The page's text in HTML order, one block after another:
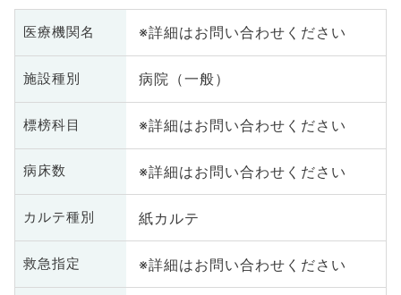
医療機関名 ※詳細はお問い合わせください
施設種別 病院（一般）
標榜科目 ※詳細はお問い合わせください
病床数 ※詳細はお問い合わせください
カルテ種別 紙カルテ
救急指定 ※詳細はお問い合わせください